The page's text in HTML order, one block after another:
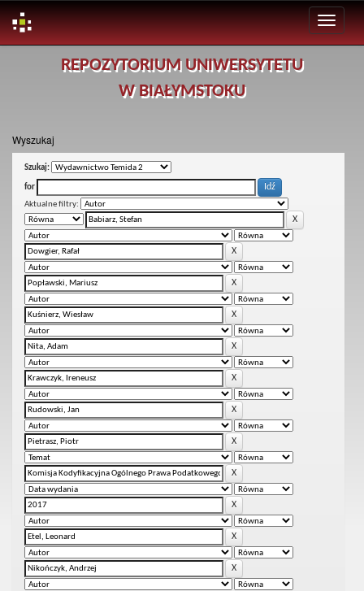
REPOZYTORIUM UNIWERSYTETU
W BIAŁYMSTOKU
Wyszukaj
Szukaj:
for
Aktualne filtry: